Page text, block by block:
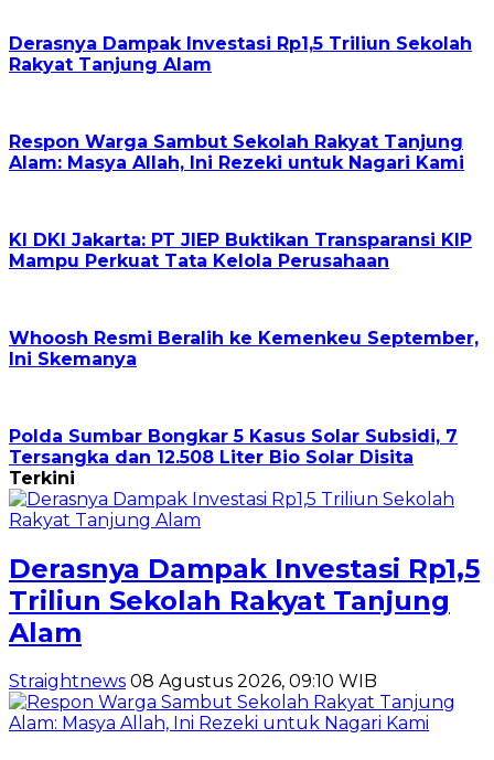
Derasnya Dampak Investasi Rp1,5 Triliun Sekolah
Rakyat Tanjung Alam
Respon Warga Sambut Sekolah Rakyat Tanjung
Alam: Masya Allah, Ini Rezeki untuk Nagari Kami
KI DKI Jakarta: PT JIEP Buktikan Transparansi KIP
Mampu Perkuat Tata Kelola Perusahaan
Whoosh Resmi Beralih ke Kemenkeu September,
Ini Skemanya
Polda Sumbar Bongkar 5 Kasus Solar Subsidi, 7
Tersangka dan 12.508 Liter Bio Solar Disita
Terkini
Derasnya Dampak Investasi Rp1,5
Triliun Sekolah Rakyat Tanjung
Alam
Straightnews 08 Agustus 2026, 09:10 WIB